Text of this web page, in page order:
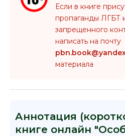
Если в книге
пропаганды ЛГБТ
запрещенного
написать на почту
материала
Аннотация
книге онлайн